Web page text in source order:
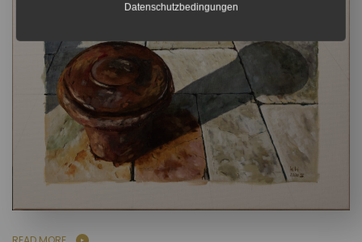
Datenschutzbedingungen